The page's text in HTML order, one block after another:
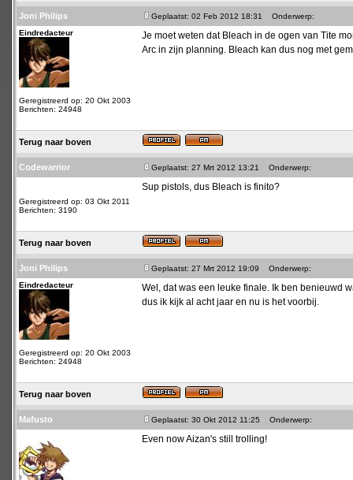
Joni Philips Geplaatst: 02 Feb 2012 18:31
Onderwerp:
Eindredacteur
Geregistreerd op: 20 Okt 2003
Berichten: 24948
Je moet weten dat Bleach in de ogen van Tite
Arc in zijn planning. Bleach kan dus nog met
Terug naar boven
Codewarrior Geplaatst: 27 Mrt 2012 13:21 Onderwerp:
Geregistreerd op: 03 Okt 2011
Berichten: 3190
Sup pistols, dus Bleach is finito?
Terug naar boven
Joni Philips Geplaatst: 27 Mrt 2012 19:09
Onderwerp:
Eindredacteur
Geregistreerd op: 20 Okt 2003
Berichten: 24948
Wel, dat was een leuke finale. Ik ben benieuwd
dus ik kijk al acht jaar en nu is het voorbij.
Terug naar boven
Mafusto Geplaatst: 30 Okt 2012 11:25 Onderwerp:
Even now Aizan's still trolling!